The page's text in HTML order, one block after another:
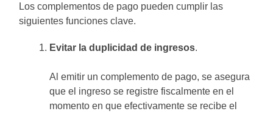
Los complementos de pago pueden cumplir las
siguientes funciones clave.
Evitar la duplicidad de ingresos.
Al emitir un complemento de pago, se asegura
que el ingreso se registre fiscalmente en el
momento en que efectivamente se recibe el